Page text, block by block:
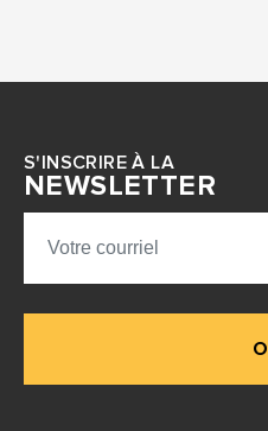
S'INSCRIRE À LA
NEWSLETTER